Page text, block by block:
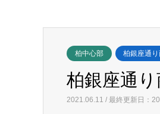
柏中心部 柏銀座通
柏銀座通
2021.06.11 / 最終更新日：